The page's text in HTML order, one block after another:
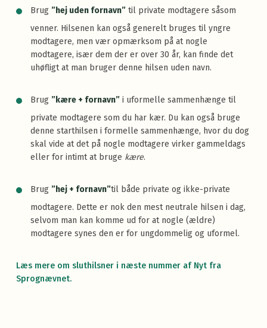
Brug ”hej uden fornavn”til private modtagere såsom
venner. Hilsenen kan også generelt bruges til yngre
modtagere, men vær opmærksom på at nogle
modtagere, især dem der er over 30 år, kan finde det
uhøfligt at man bruger denne hilsen uden navn.
Brug ”kære + fornavn”i uformelle sammenhænge til
private modtagere som du har kær. Du kan også bruge
denne starthilsen i formelle sammenhænge, hvor du dog
skal vide at det på nogle modtagere virker gammeldags
eller for intimt at bruge kære.
Brug ”hej + fornavn”til både private og ikke-private
modtagere. Dette er nok den mest neutrale hilsen i dag,
selvom man kan komme ud for at nogle (ældre)
modtagere synes den er for ungdommelig og uformel.
Læs mere om sluthilsner i næste nummer af Nyt fra
Sprognævnet.